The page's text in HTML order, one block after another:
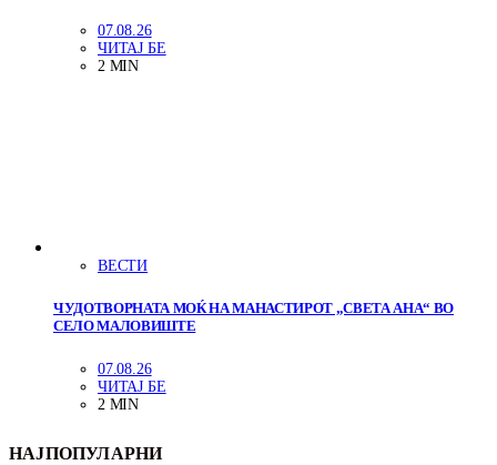
07.08.26
ЧИТАЈ БЕ
2 MIN
ВЕСТИ
ЧУДОТВОРНАТА МОЌ НА МАНАСТИРОТ „СВЕТА АНА“ ВО
СЕЛО МАЛОВИШТЕ
07.08.26
ЧИТАЈ БЕ
2 MIN
НАЈПОПУЛАРНИ